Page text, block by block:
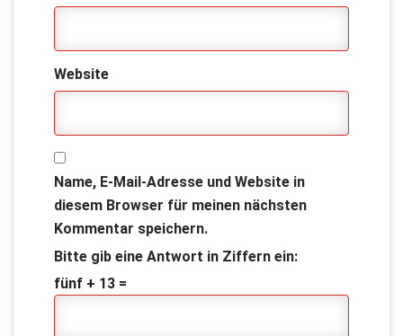
Website
Name, E-Mail-Adresse und Website in
diesem Browser für meinen nächsten
Kommentar speichern.
Bitte gib eine Antwort in Ziffern ein:
fünf + 13 =